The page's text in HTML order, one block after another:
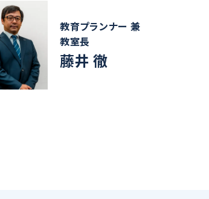
教育プランナー 兼
教室長
藤井 徹